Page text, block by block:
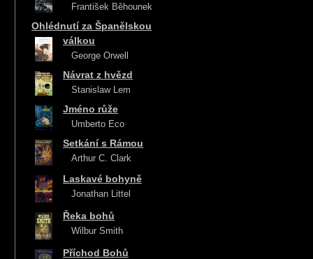
František Běhounek
Ohlédnutí za Španělskou
válkou
George Orwell
Návrat z hvězd
Stanislaw Lem
Jméno růže
Umberto Eco
Setkání s Rámou
Arthur C. Clark
Laskavé bohyně
Jonathan Littel
Řeka bohů
Wilbur Smith
Příchod Bohů